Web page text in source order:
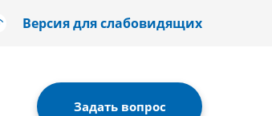
Версия для слабовидящих
Задать вопрос